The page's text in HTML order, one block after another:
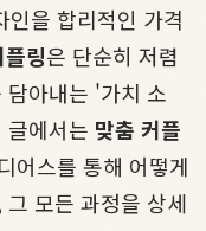
인을 합리적인 가격
링은 단순히 저렴
담아내는 '가치 소
글에서는 맞춤 커플
어스를 통해 어떻게
모든 과정을 상세